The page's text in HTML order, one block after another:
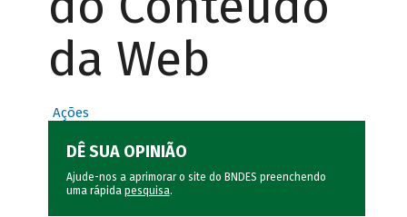
da Web
Ações
DÊ SUA OPINIÃO
Ajude-nos a aprimorar o site do BNDES preenchendo
uma rápida pesquisa.